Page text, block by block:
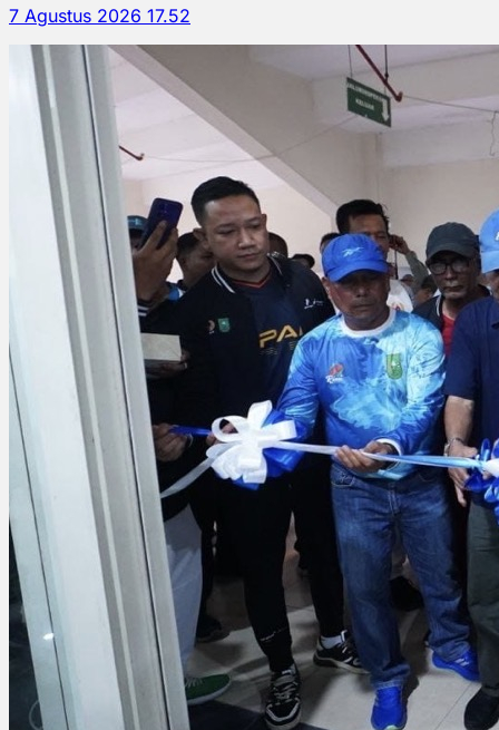
7 Agustus 2026 17.52